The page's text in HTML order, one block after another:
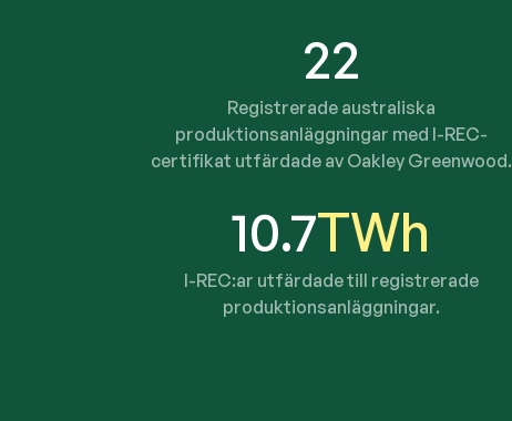
22
Registrerade australiska
produktionsanläggningar med I-REC-
certifikat utfärdade av Oakley Greenwood.
10.7TWh
I-REC:ar utfärdade till registrerade
produktionsanläggningar.